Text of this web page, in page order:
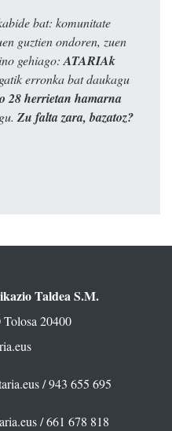
bat: komunitate
guztien ondoren, zuen
gehiago: ATARIAk
erronka bat daukagu
28 herrietan hamarna
Zu falta zara, bazatoz?
Taldea S.M.
Tolosa 20400
/ 943 655 695
/ 661 678 818